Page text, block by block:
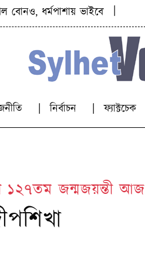
ভাইবোনের মর্মান্তিক মৃত্যু
|
নির্বাচন ফ্যাক্টচেক
১২৭তম জন্মজয়ন্তী আজ